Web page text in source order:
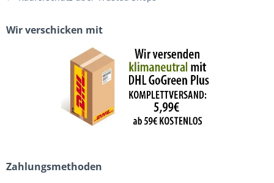
Wir verschicken mit
Zahlungsmethoden